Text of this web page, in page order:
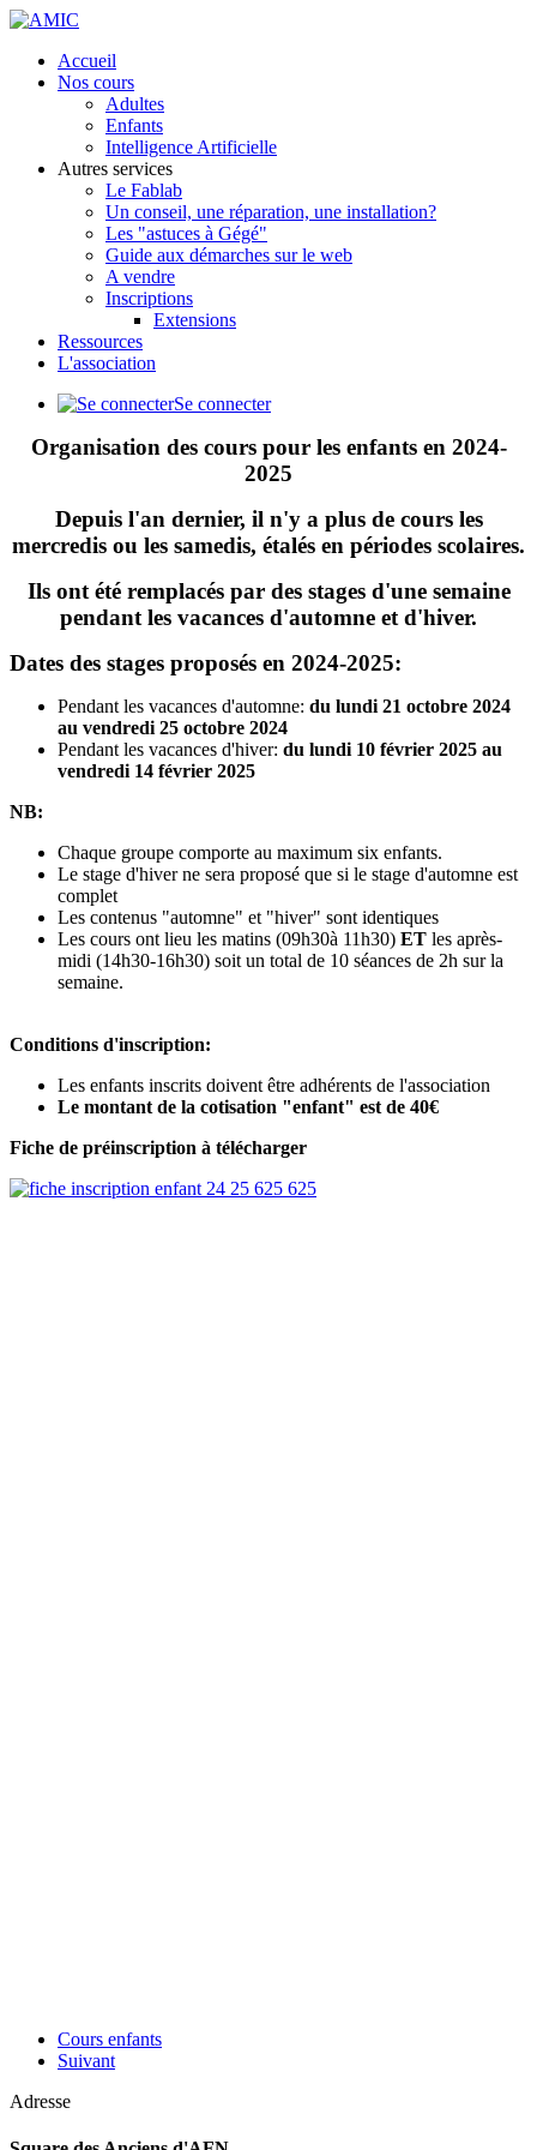
Accueil
Nos cours
Adultes
Enfants
Intelligence Artificielle
Autres services
Le Fablab
Un conseil, une réparation, une installation?
Les "astuces à Gégé"
Guide aux démarches sur le web
A vendre
Inscriptions
Extensions
Ressources
L'association
Se connecter
Organisation des cours pour les enfants en 2024-
2025
Depuis l'an dernier, il n'y a plus de cours les
mercredis ou les samedis, étalés en périodes scolaires.
Ils ont été remplacés par des stages d'une semaine
pendant les vacances d'automne et d'hiver.
Dates des stages proposés en 2024-2025:
Pendant les vacances d'automne: du lundi 21 octobre 2024
au vendredi 25 octobre 2024
Pendant les vacances d'hiver: du lundi 10 février 2025 au
vendredi 14 février 2025
NB:
Chaque groupe comporte au maximum six enfants.
Le stage d'hiver ne sera proposé que si le stage d'automne est
complet
Les contenus "automne" et "hiver" sont identiques
Les cours ont lieu les matins (09h30à 11h30) ET les après-
midi (14h30-16h30) soit un total de 10 séances de 2h sur la
semaine.
Conditions d'inscription:
Les enfants inscrits doivent être adhérents de l'association
Le montant de la cotisation "enfant" est de 40€
Fiche de préinscription à télécharger
Cours enfants
Suivant
Adresse
précédente
précédent
suivante
suivant